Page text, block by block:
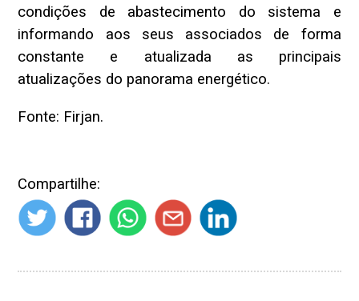
condições de abastecimento do sistema e
informando aos seus associados de forma
constante e atualizada as principais
atualizações do panorama energético.
Fonte: Firjan.
Compartilhe: